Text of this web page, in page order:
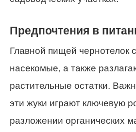
Предпочтения в
Главной пищей чернотелок
насекомые, а также
растительные остатки.
эти жуки играют ключевую
разложении органических